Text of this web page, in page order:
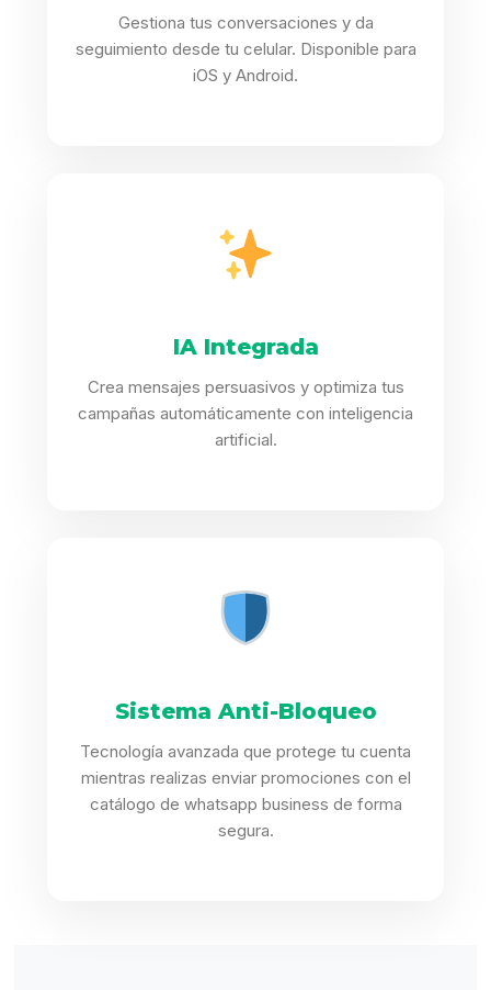
Gestiona tus conversaciones y da
seguimiento desde tu celular. Disponible para
iOS y Android.
IA Integrada
Crea mensajes persuasivos y optimiza tus
campañas automáticamente con inteligencia
artificial.
Sistema Anti-Bloqueo
Tecnología avanzada que protege tu cuenta
mientras realizas enviar promociones con el
catálogo de whatsapp business de forma
segura.